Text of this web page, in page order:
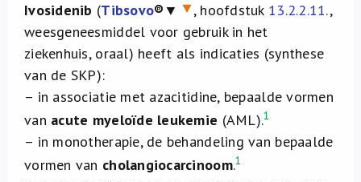
Ivosidenib (Tibsovo®▼ , hoofdstuk 13.2.2.11.,
weesgeneesmiddel voor gebruik in het
ziekenhuis, oraal) heeft als indicaties (synthese
van de SKP):
– in associatie met azacitidine, bepaalde vormen
van acute myeloïde leukemie (AML).1
– in monotherapie, de behandeling van bepaalde
vormen van cholangiocarcinoom.1